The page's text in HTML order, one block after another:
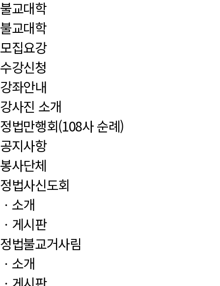
불교대학
불교대학
모집요강
수강신청
강좌안내
강사진 소개
정법만행회(108사 순례)
공지사항
봉사단체
정법사신도회
ㆍ소개
ㆍ게시판
정법불교거사림
ㆍ소개